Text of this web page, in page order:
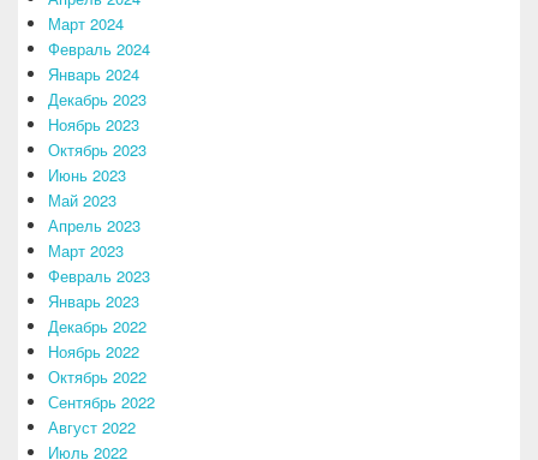
Март 2024
Февраль 2024
Январь 2024
Декабрь 2023
Ноябрь 2023
Октябрь 2023
Июнь 2023
Май 2023
Апрель 2023
Март 2023
Февраль 2023
Январь 2023
Декабрь 2022
Ноябрь 2022
Октябрь 2022
Сентябрь 2022
Август 2022
Июль 2022